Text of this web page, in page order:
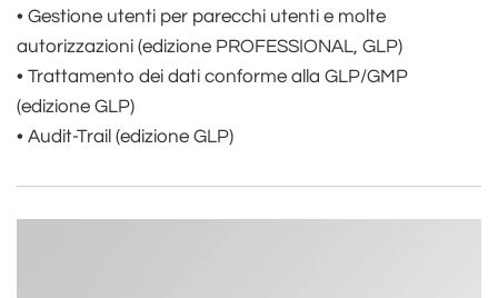
• Gestione utenti per parecchi utenti e molte
autorizzazioni (edizione PROFESSIONAL, GLP)
• Trattamento dei dati conforme alla GLP/GMP
(edizione GLP)
• Audit-Trail (edizione GLP)